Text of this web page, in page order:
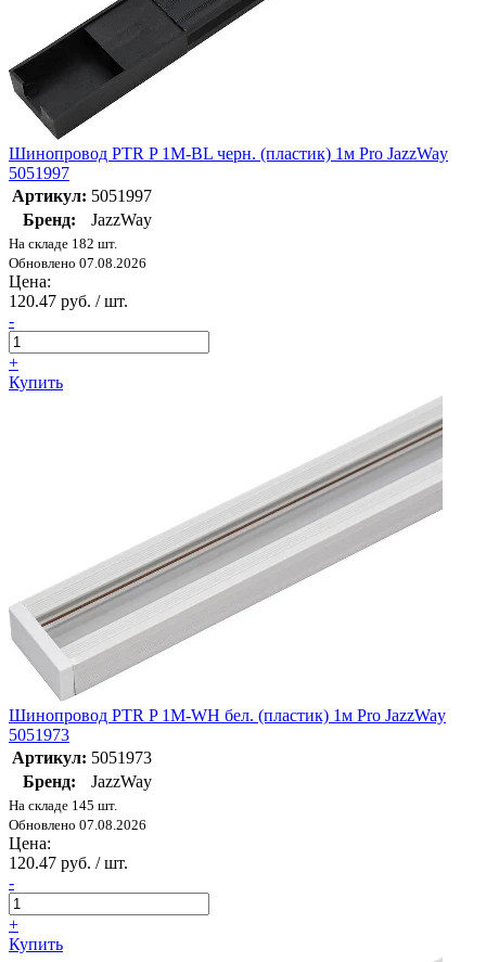
Шинопровод PTR P 1M-BL черн. (пластик) 1м Pro JazzWay
5051997
Артикул: 5051997
Бренд:
JazzWay
На складе 182 шт.
Обновлено 07.08.2026
Цена:
120.47 руб. / шт.
-
+
Купить
Шинопровод PTR P 1M-WH бел. (пластик) 1м Pro JazzWay
5051973
Артикул: 5051973
Бренд:
JazzWay
На складе 145 шт.
Обновлено 07.08.2026
Цена:
120.47 руб. / шт.
-
+
Купить